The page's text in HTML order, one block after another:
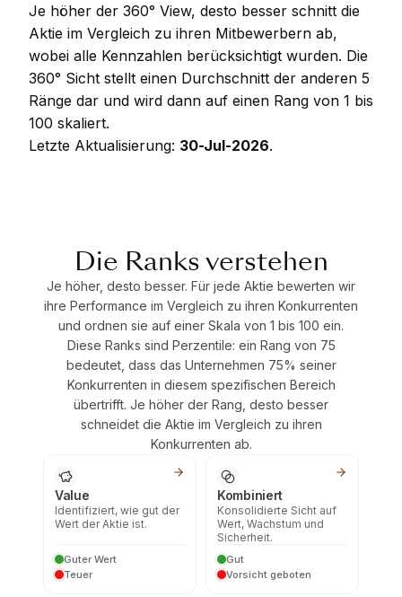
Je höher der 360° View, desto besser schnitt die
Aktie im Vergleich zu ihren Mitbewerbern ab,
wobei alle Kennzahlen berücksichtigt wurden. Die
360° Sicht stellt einen Durchschnitt der anderen 5
Ränge dar und wird dann auf einen Rang von 1 bis
100 skaliert.
Letzte Aktualisierung: 30-Jul-2026.
Die Ranks verstehen
Je höher, desto besser. Für jede Aktie bewerten wir
ihre Performance im Vergleich zu ihren Konkurrenten
und ordnen sie auf einer Skala von 1 bis 100 ein.
Diese Ranks sind Perzentile: ein Rang von 75
bedeutet, dass das Unternehmen 75% seiner
Konkurrenten in diesem spezifischen Bereich
übertrifft. Je höher der Rang, desto besser
schneidet die Aktie im Vergleich zu ihren
Konkurrenten ab.
Value
Identifiziert, wie gut der
Wert der Aktie ist.
Guter Wert
Teuer
Kombiniert
Konsolidierte Sicht auf
Wert, Wachstum und
Sicherheit.
Gut
Vorsicht geboten